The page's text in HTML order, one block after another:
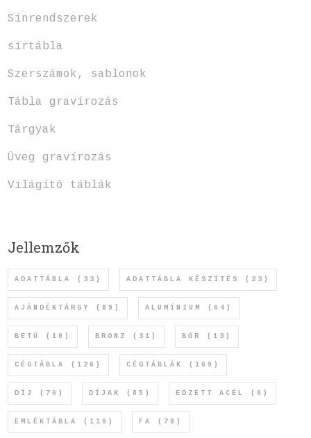
Sinrendszerek
sírtábla
Szerszámok, sablonok
Tábla gravírozás
Tárgyak
Üveg gravírozás
Világító táblák
Jellemzők
ADATTÁBLA (33) ADATTÁBLA KÉSZÍTÉS (23)
AJÁNDÉKTÁRGY (89) ALUMÍNIUM (64)
BETŰ (10) BRONZ (31) BŐR (13)
CÉGTÁBLA (126) CÉGTÁBLÁK (109)
DÍJ (70) DÍJAK (85) EDZETT ACÉL (6)
EMLÉKTÁBLA (116) FA (78)